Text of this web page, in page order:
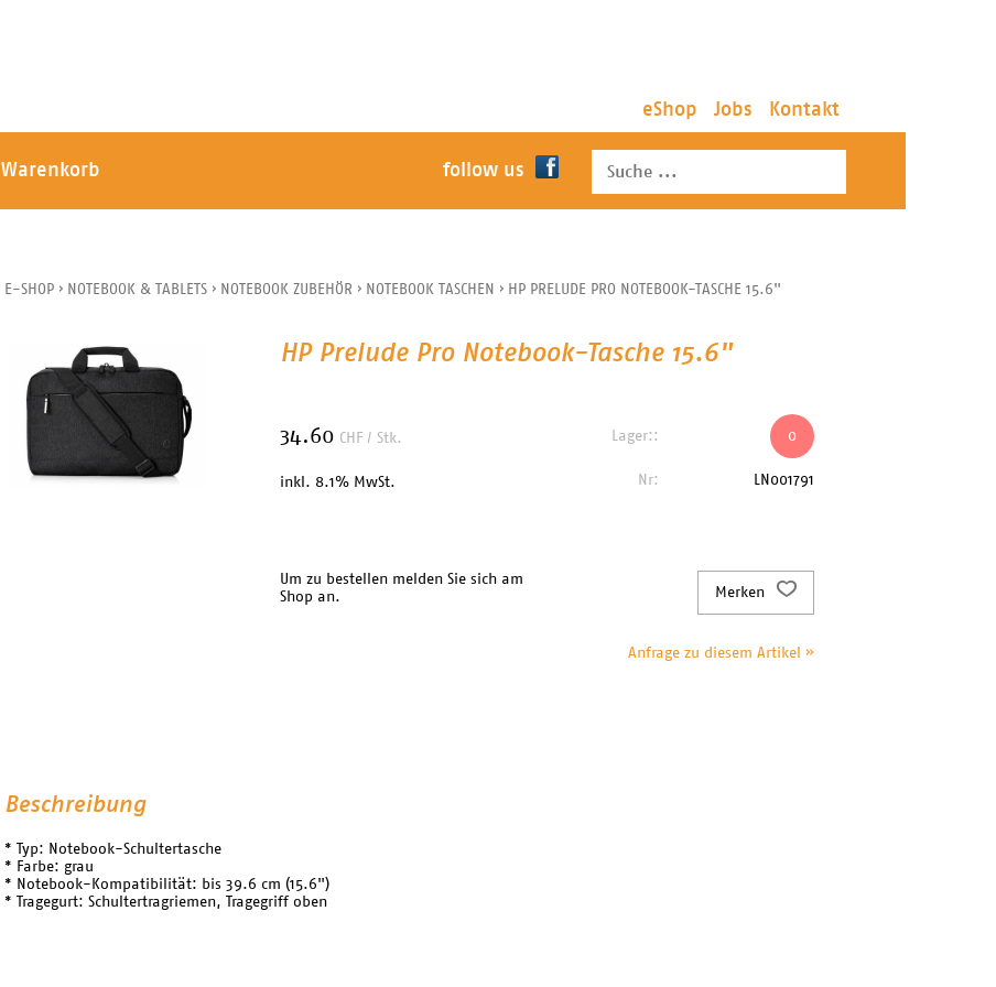
eShop Jobs Kontakt
Warenkorb follow us
E-SHOP › NOTEBOOK & TABLETS › NOTEBOOK ZUBEHÖR › NOTEBOOK TASCHEN › HP PRELUDE PRO NOTEBOOK-TASCHE 15.6"
HP Prelude Pro Notebook-Tasche 15.6"
34.60 CHF / Stk.
inkl. 8.1% MwSt.
Lager:: 0
Nr: LN001791
Um zu bestellen melden Sie sich am
Shop an.
Merken
Anfrage zu diesem Artikel »
Beschreibung
* Typ: Notebook-Schultertasche
* Farbe: grau
* Notebook-Kompatibilität: bis 39.6 cm (15.6")
* Tragegurt: Schultertragriemen, Tragegriff oben